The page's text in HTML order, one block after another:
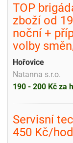
TOP
zboží od
noční +
volby
Hořovice
Natanna s.r.o.
190 - 200 Kč za
Servisní
450 Kč/hod